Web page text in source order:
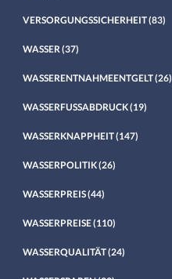
VERSORGUNGSSICHERHEIT(83)
WASSER (37)
WASSERENTNAHMEENTGELT(26)
WASSERFUSSABDRUCK(19)
WASSERKNAPPHEIT(147)
WASSERPOLITIK(26)
WASSERPREIS(44)
WASSERPREISE(110)
WASSERQUALITÄT(24)